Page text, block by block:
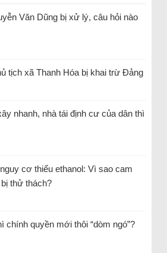
Văn Dũng bị xử lý, câu hỏi nào
tịch xã Thanh Hóa bị khai trừ Đảng
nhanh, nhà tái định cư của dân thì
cơ thiếu ethanol: Vì sao cam
thử thách?
chính quyền mới thôi “dòm ngó”?